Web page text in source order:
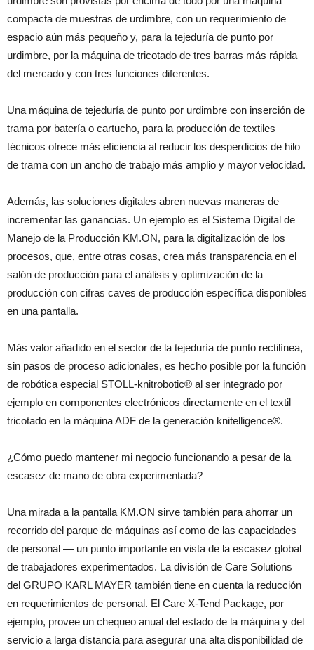
compacta de muestras de urdimbre, con un requerimiento de
espacio aún más pequeño y, para la tejeduría de punto por
urdimbre, por la máquina de tricotado de tres barras más rápida
del mercado y con tres funciones diferentes.
Una máquina de tejeduría de punto por urdimbre con inserción de
trama por batería o cartucho, para la producción de textiles
técnicos ofrece más eficiencia al reducir los desperdicios de hilo
de trama con un ancho de trabajo más amplio y mayor velocidad.
Además, las soluciones digitales abren nuevas maneras de
incrementar las ganancias. Un ejemplo es el Sistema Digital de
Manejo de la Producción KM.ON, para la digitalización de los
procesos, que, entre otras cosas, crea más transparencia en el
salón de producción para el análisis y optimización de la
producción con cifras caves de producción específica disponibles
en una pantalla.
Más valor añadido en el sector de la tejeduría de punto rectilínea,
sin pasos de proceso adicionales, es hecho posible por la función
de robótica especial STOLL-knitrobotic® al ser integrado por
ejemplo en componentes electrónicos directamente en el textil
tricotado en la máquina ADF de la generación knitelligence®.
¿Cómo puedo mantener mi negocio funcionando a pesar de la
escasez de mano de obra experimentada?
Una mirada a la pantalla KM.ON sirve también para ahorrar un
recorrido del parque de máquinas así como de las capacidades
de personal — un punto importante en vista de la escasez global
de trabajadores experimentados. La división de Care Solutions
del GRUPO KARL MAYER también tiene en cuenta la reducción
en requerimientos de personal. El Care X-Tend Package, por
ejemplo, provee un chequeo anual del estado de la máquina y del
servicio a larga distancia para asegurar una alta disponibilidad de